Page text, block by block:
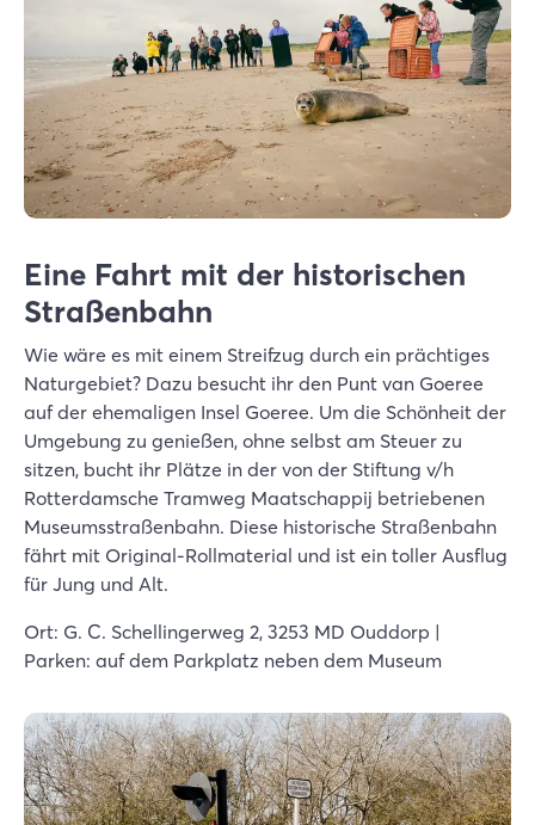
Eine Fahrt mit der historischen
Straßenbahn
Wie wäre es mit einem Streifzug durch ein prächtiges
Naturgebiet? Dazu besucht ihr den Punt van Goeree
auf der ehemaligen Insel Goeree. Um die Schönheit der
Umgebung zu genießen, ohne selbst am Steuer zu
sitzen, bucht ihr Plätze in der von der Stiftung v/h
Rotterdamsche Tramweg Maatschappij betriebenen
Museumsstraßenbahn. Diese historische Straßenbahn
fährt mit Original-Rollmaterial und ist ein toller Ausflug
für Jung und Alt.
Ort: G. C. Schellingerweg 2, 3253 MD Ouddorp |
Parken: auf dem Parkplatz neben dem Museum